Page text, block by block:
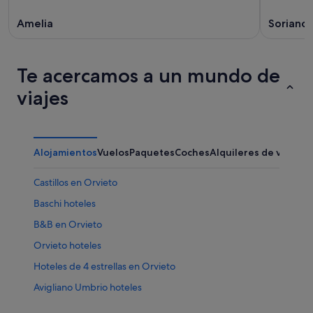
ago
Amelia Soriano
Te acercamos a un mundo de
viajes
AlojamientosVuelosPaquetesCochesAlquileres de
Castillos en Orvieto
Baschi hoteles
B&B en Orvieto
Orvieto hoteles
Hoteles de 4 estrellas en Orvieto
Avigliano Umbrio hoteles